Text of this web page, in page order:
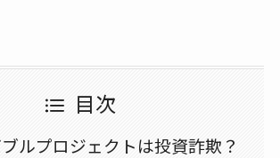
目次
ルプロジェクトは投資詐欺？